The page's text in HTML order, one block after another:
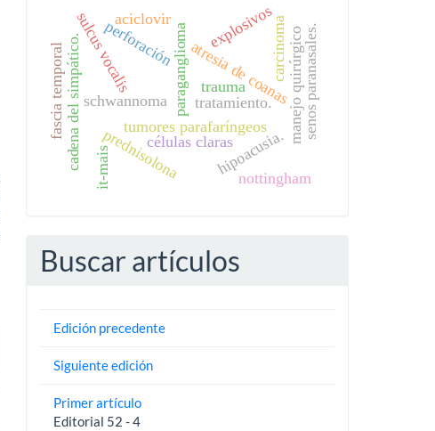
schwannoma paraganglioma
tumores parafaríngeos
cadena del simpático. atresia de coanasmanejo quirúrgicosenos paranasales.
perforación
trauma
explosivos
hipoacusia.
sulcus vocalis
fascia temporal
prednisolona
aciclovir carcinoma
células claras
tratamiento.
it-mais nottingham
Buscar artículos
Edición precedente
Siguiente edición
Primer artículo
Editorial 52 - 4